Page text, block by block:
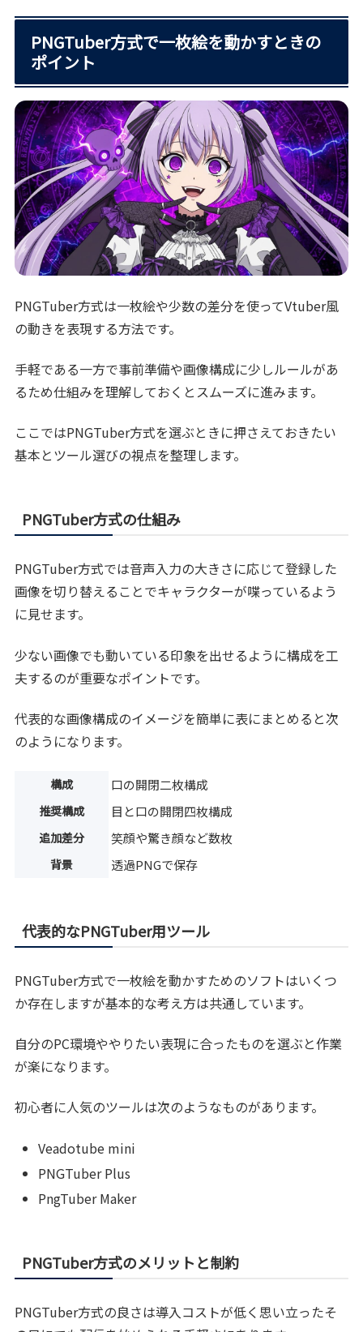
PNGTuber方式で一枚絵を動かすときの
ポイント
PNGTuber方式は一枚絵や少数の差分を使ってVtuber風
の動きを表現する方法です。
手軽である一方で事前準備や画像構成に少しルールがあ
るため仕組みを理解しておくとスムーズに進みます。
ここではPNGTuber方式を選ぶときに押さえておきたい
基本とツール選びの視点を整理します。
PNGTuber方式の仕組み
PNGTuber方式では音声入力の大きさに応じて登録した
画像を切り替えることでキャラクターが喋っているよう
に見せます。
少ない画像でも動いている印象を出せるように構成を工
夫するのが重要なポイントです。
代表的な画像構成のイメージを簡単に表にまとめると次
のようになります。
構成 口の開閉二枚構成
推奨構成 目と口の開閉四枚構成
追加差分 笑顔や驚き顔など数枚
背景 透過PNGで保存
代表的なPNGTuber用ツール
PNGTuber方式で一枚絵を動かすためのソフトはいくつ
か存在しますが基本的な考え方は共通しています。
自分のPC環境ややりたい表現に合ったものを選ぶと作業
が楽になります。
初心者に人気のツールは次のようなものがあります。
Veadotube mini
PNGTuber Plus
PngTuber Maker
PNGTuber方式のメリットと制約
PNGTuber方式の良さは導入コストが低く思い立ったそ